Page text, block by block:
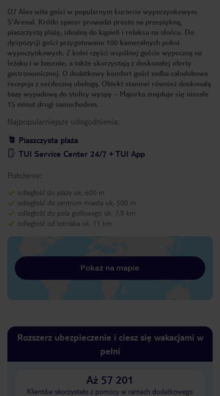
O7 Alea wita gości w popularnym kurorcie wypoczynkowym
S'Arenal. Krótki spacer prowadzi prosto na przepiękną,
piaszczystą plażę, idealną do kąpieli i relaksu na słońcu. Do
dyspozycji gości przygotowano 100 kameralnych pokoi
wypoczynkowych. Z kolei części wspólnej goście wypoczną na
leżaku i w basenie, a także skorzystają z doskonałej oferty
gastronomicznej. O dodatkowy komfort gości zadba całodobowa
recepcja z serdeczną obsługą. Obiekt stanowi również doskonałą
bazę wypadową do stolicy wyspy – Majorka znajduje się niecałe
15 minut drogi samochodem.
Najpopularniejsze udogodnienia:
Piaszczysta plaża
TUI Service Center 24/7 + TUI App
Położenie:
odległość do plaży ok. 600 m
odległość do centrum miasta ok. 500 m
odległość do pola golfowego ok. 7,9 km
odległość od lotniska ok. 11 km
Pokaż na mapie
Rozszerz ubezpieczenie i ciesz się wakacjami w
pełni
Aż 57 201
Klientów skorzystało z pomocy w ramach dodatkowego